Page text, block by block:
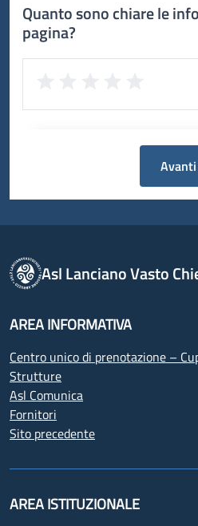
Quanto sono chiare le
pagina?
Avanti
Asl Lanciano Vasto
AREA INFORMATIVA
Centro unico di prenotazione –
Strutture
Asl Comunica
Fornitori
Sito precedente
AREA ISTITUZIONALE